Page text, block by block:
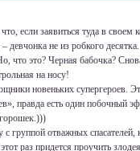
если заявиться туда в своем
девчонка не из робкого
что это? Черная бабочка?
на носу!
новеньких супергероев.
правда есть один побочный
с группой отважных
раз придется проучить